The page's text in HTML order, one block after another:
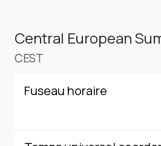
Central European
CEST
Fuseau horaire